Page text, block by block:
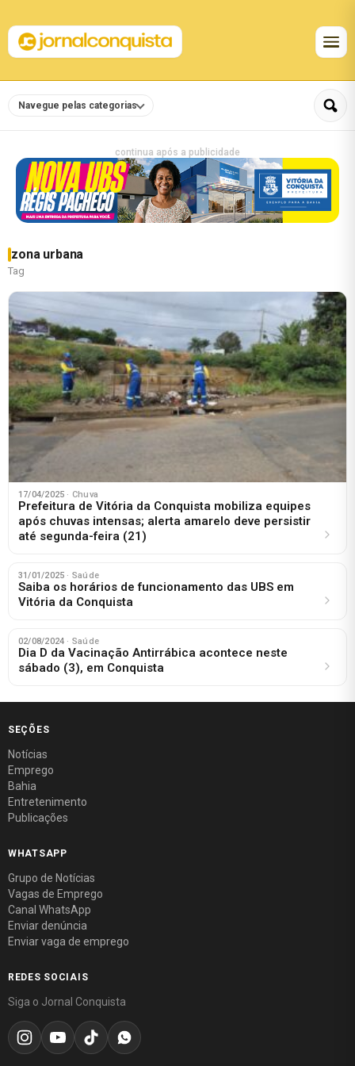
Navegue pelas categorias
continua após a publicidade
zona urbana
Tag
17/04/2025 · Chuva
Prefeitura de Vitória da Conquista mobiliza equipes
após chuvas intensas; alerta amarelo deve persistir
até segunda-feira (21)
31/01/2025 · Saúde
Saiba os horários de funcionamento das UBS em
Vitória da Conquista
02/08/2024 · Saúde
Dia D da Vacinação Antirrábica acontece neste
sábado (3), em Conquista
SEÇÕES
Notícias
Emprego
Bahia
Entretenimento
Publicações
WHATSAPP
Grupo de Notícias
Vagas de Emprego
Canal WhatsApp
Enviar denúncia
Enviar vaga de emprego
REDES SOCIAIS
Siga o Jornal Conquista